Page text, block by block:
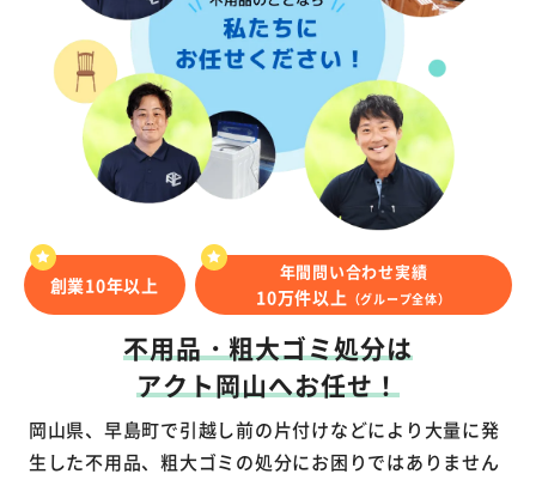
創業10年以上
年間問い合わせ実績
10万件以上 （グループ全体）
不用品・粗大ゴミ処分は
アクト岡山へお任せ！
岡山県、早島町で引越し前の片付けなどにより大量に発
生した不用品、粗大ゴミの処分にお困りではありません